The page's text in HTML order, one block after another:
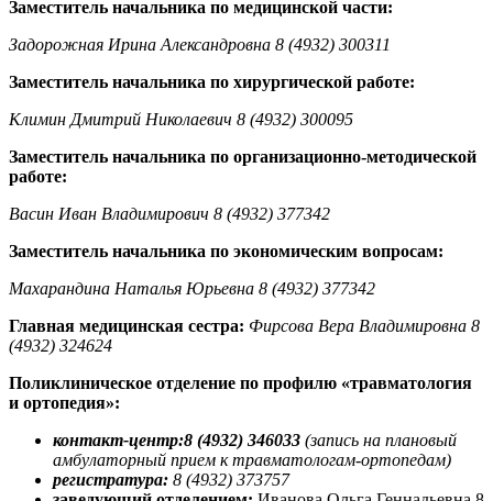
Заместитель начальника по медицинской части:
Задорожная Ирина Александровна 8 (4932) 300311
Заместитель начальника по хирургической работе:
Климин Дмитрий Николаевич 8 (4932) 300095
Заместитель начальника по организационно-методической
работе:
Васин Иван Владимирович 8 (4932) 377342
Заместитель начальника по экономическим вопросам:
Махарандина Наталья Юрьевна 8 (4932) 377342
Главная медицинская сестра: Фирсова Вера Владимировна 8
(4932) 324624
Поликлиническое отделение по профилю «травматология
и ортопедия»:
контакт-центр:8 (4932) 346033 (запись на плановый
амбулаторный прием к травматологам-ортопедам)
регистратура: 8 (4932) 373757